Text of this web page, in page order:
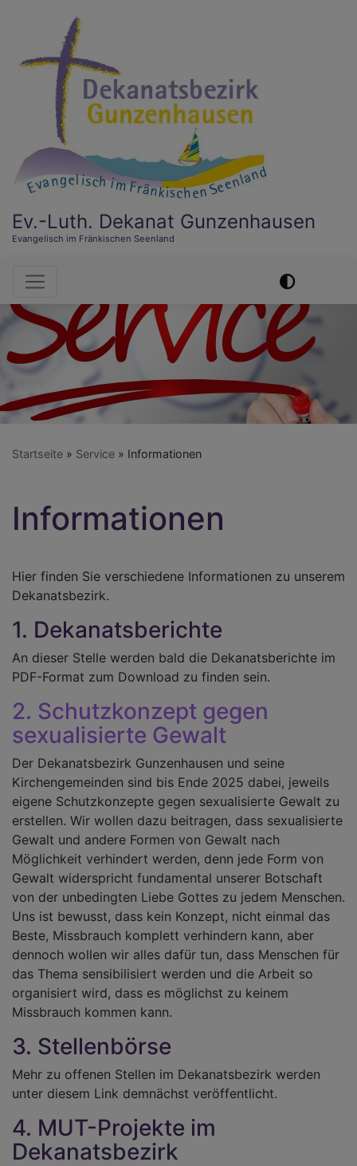
Ev.-Luth. Dekanat Gunzenhausen
Evangelisch im Fränkischen Seenland
Hauptnavigation
Startseite Service Informationen
Informationen
Hier finden Sie verschiedene Informationen zu unserem
Dekanatsbezirk.
1. Dekanatsberichte
An dieser Stelle werden bald die Dekanatsberichte im
PDF-Format zum Download zu finden sein.
2. Schutzkonzept gegen
sexualisierte Gewalt
Der Dekanatsbezirk Gunzenhausen und seine
Kirchengemeinden sind bis Ende 2025 dabei, jeweils
eigene Schutzkonzepte gegen sexualisierte Gewalt zu
erstellen. Wir wollen dazu beitragen, dass sexualisierte
Gewalt und andere Formen von Gewalt nach
Möglichkeit verhindert werden, denn jede Form von
Gewalt widerspricht fundamental unserer Botschaft
von der unbedingten Liebe Gottes zu jedem Menschen.
Uns ist bewusst, dass kein Konzept, nicht einmal das
Beste, Missbrauch komplett verhindern kann, aber
dennoch wollen wir alles dafür tun, dass Menschen für
das Thema sensibilisiert werden und die Arbeit so
organisiert wird, dass es möglichst zu keinem
Missbrauch kommen kann.
3. Stellenbörse
Mehr zu offenen Stellen im Dekanatsbezirk werden
unter diesem Link demnächst veröffentlicht.
4. MUT-Projekte im
Dekanatsbezirk